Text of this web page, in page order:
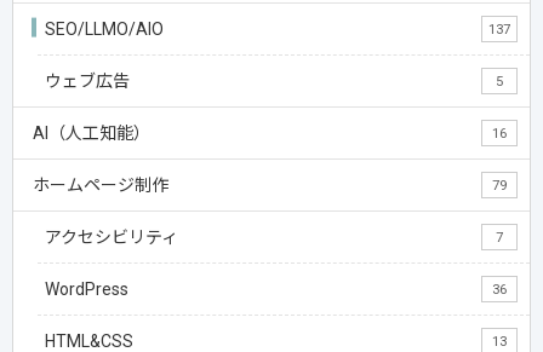
SEO/LLMO/AIO 137
ウェブ広告 5
AI（人工知能） 16
ホームページ制作 79
アクセシビリティ 7
WordPress 36
HTML&CSS 13